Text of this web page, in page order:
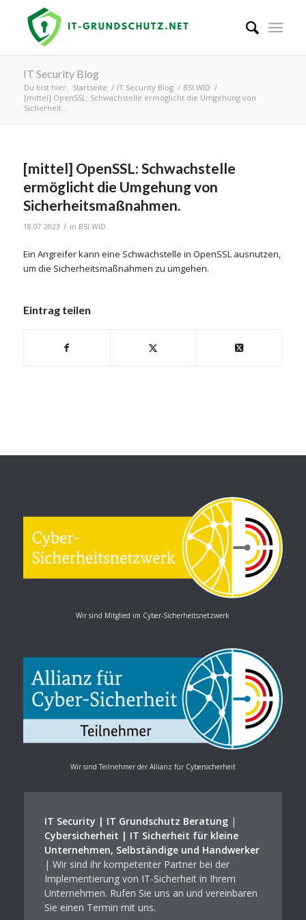
IT Security Blog
Du bist hier: Startseite / IT Security Blog / BSI.WID /
[mittel] OpenSSL: Schwachstelle ermöglicht die Umgehung von
Sicherheit...
[mittel] OpenSSL: Schwachstelle
ermöglicht die Umgehung von
Sicherheitsmaßnahmen.
18.07.2023 / in BSI.WID
Ein Angreifer kann eine Schwachstelle in OpenSSL ausnutzen,
um die Sicherheitsmaßnahmen zu umgehen.
Eintrag teilen
Wir sind Mitglied im Cyber-Sicherheitsnetzwerk
Wir sind Teilnehmer der Allianz für Cybersicherheit
IT Security | IT Grundschutz Beratung|
Cybersicherheit | IT Sicherheit für kleine
Unternehmen, Selbständige und Handwerker
| Wir sind ihr kompetenter Partner bei der
Implementierung von IT-Sicherheit in Ihrem
Unternehmen. Rufen Sie uns an und vereinbaren
Sie einen Termin mit uns.